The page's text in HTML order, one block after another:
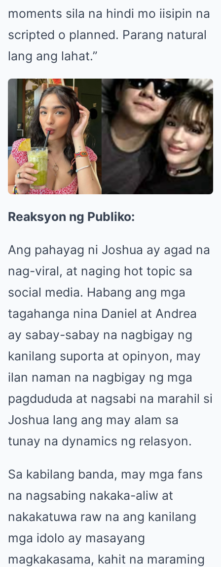
moments sila na hindi mo iisipin na
scripted o planned. Parang natural
lang ang lahat.”
Reaksyon ng Publiko:
Ang pahayag ni Joshua ay agad na
nag-viral, at naging hot topic sa
social media. Habang ang mga
tagahanga nina Daniel at Andrea
ay sabay-sabay na nagbigay ng
kanilang suporta at opinyon, may
ilan naman na nagbigay ng mga
pagdududa at nagsabi na marahil si
Joshua lang ang may alam sa
tunay na dynamics ng relasyon.
Sa kabilang banda, may mga fans
na nagsabing nakaka-aliw at
nakakatuwa raw na ang kanilang
mga idolo ay masayang
magkakasama, kahit na maraming